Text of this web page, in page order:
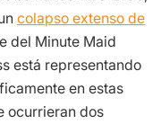
colapso extenso de
del Minute Maid
está representando
en estas
ocurrieran dos